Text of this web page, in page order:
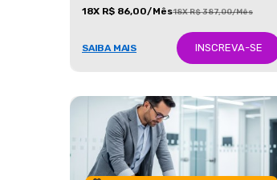
18X R$ 86,00/Mês18X R$ 387,00/Mês
SAIBA MAIS INSCREVA-SE